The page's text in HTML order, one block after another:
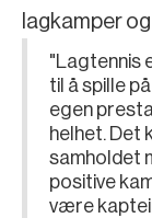
lagkamper
"Lagtennis
til å spille
egen
helhet. Det
samholdet
positive
være